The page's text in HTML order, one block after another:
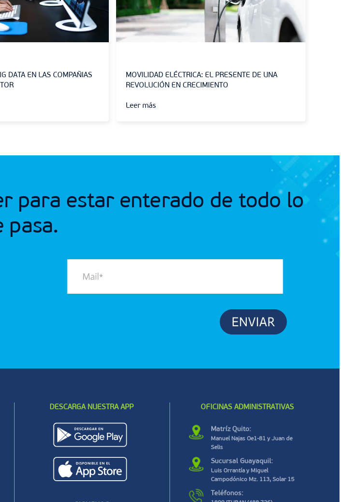
DATA EN LAS COMPAÑIAS
MOVILIDAD ELÉCTRICA: EL PRESENTE DE UNA
REVOLUCIÓN EN CRECIMIENTO
Leer más
para estar enterado de todo lo
pasa.
DESCARGA NUESTRA APP OFICINAS ADMINISTRATIVAS
Matríz Quito:
Manuel Najas Oe1-81 y Juan de
Selis
Sucursal Guayaquil:
Luis Orrantía y Miguel
Campodónico Mz. 113, Solar 15
Teléfonos: